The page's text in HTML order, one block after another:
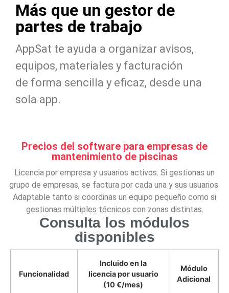
Más que un gestor de
partes de trabajo
AppSat te ayuda a organizar avisos,
equipos, materiales y facturación
de forma sencilla y eficaz, desde una
sola app.
Precios del software para empresas de
mantenimiento de piscinas
Licencia por empresa y usuarios activos. Si gestionas un
grupo de empresas, se factura por cada una y sus usuarios.
Adaptable tanto si coordinas un equipo pequeño como si
gestionas múltiples técnicos con zonas distintas.
Consulta los módulos
disponibles
Funcionalidad
Incluido en la
licencia por usuario
(10 €/mes)
Módulo
Adicional